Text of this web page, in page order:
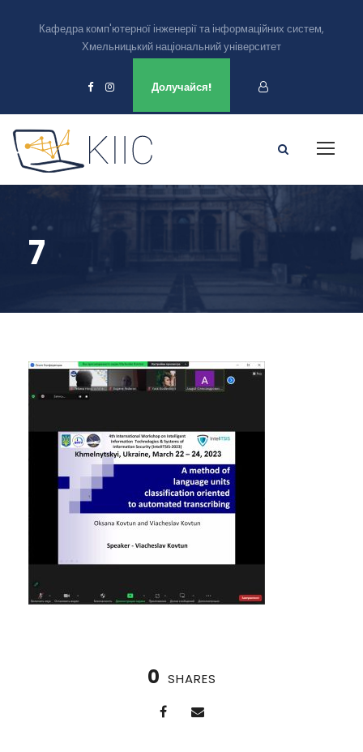
Кафедра комп'ютерної інженерії та інформаційних систем,
Хмельницький національний університет
Долучайся!
7
0 SHARES